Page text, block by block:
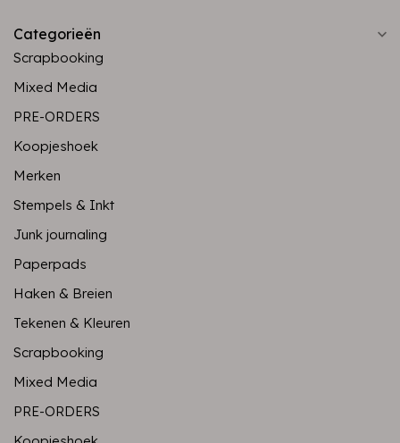
Categorieën
Scrapbooking
Mixed Media
PRE-ORDERS
Koopjeshoek
Merken
Stempels & Inkt
Junk journaling
Paperpads
Haken & Breien
Tekenen & Kleuren
Scrapbooking
Mixed Media
PRE-ORDERS